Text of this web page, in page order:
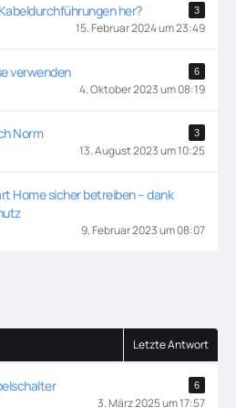
her? 3
15. Februar 2024 um 23:49
verwenden 6
4. Oktober 2023 um 08:19
Norm 3
13. August 2023 um 10:25
Home sicher betreiben – dank
9. Februar 2023 um 08:07
Letzte Antwort
6
3. März 2025 um 17:57